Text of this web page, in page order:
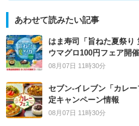
あわせて読みたい記事
はま寿司「旨ねた夏祭り
ウマグロ100円フェア開
08月07日 11時30分
セブン‐イレブン「カレ
定キャンペーン情報
08月07日 11時30分